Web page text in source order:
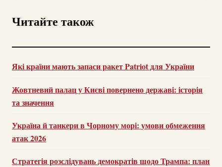
Читайте також
Які країни мають запаси ракет Patriot для України
Жовтневий палац у Києві повернено державі: історія
та значення
Україна й танкери в Чорному морі: умови обмеження
атак 2026
Стратегія розслідувань демократів щодо Трампа: план